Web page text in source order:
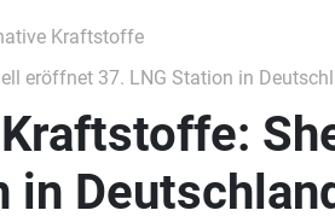
Kraftstoffe
eröffnet 37. LNG Station in
in